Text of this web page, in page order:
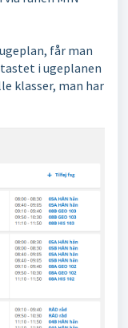
får man
i ugeplanen
klasser, man har